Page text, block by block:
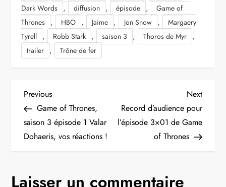
Dark Words , diffusion , épisode ,
Game of
Thrones , HBO , Jaime , Jon Snow ,
Margaery
Tyrell , Robb Stark , saison 3 , Thoros de Myr ,
trailer , Trône de fer
N
a
v
Previous
Post
Previous
Game of Thrones,
saison 3 épisode 1 Valar
Dohaeris, vos réactions !
Next
Post
Next
Record d’audience pour
l’épisode 3×01 de Game
of Thrones
Laisser un commentaire